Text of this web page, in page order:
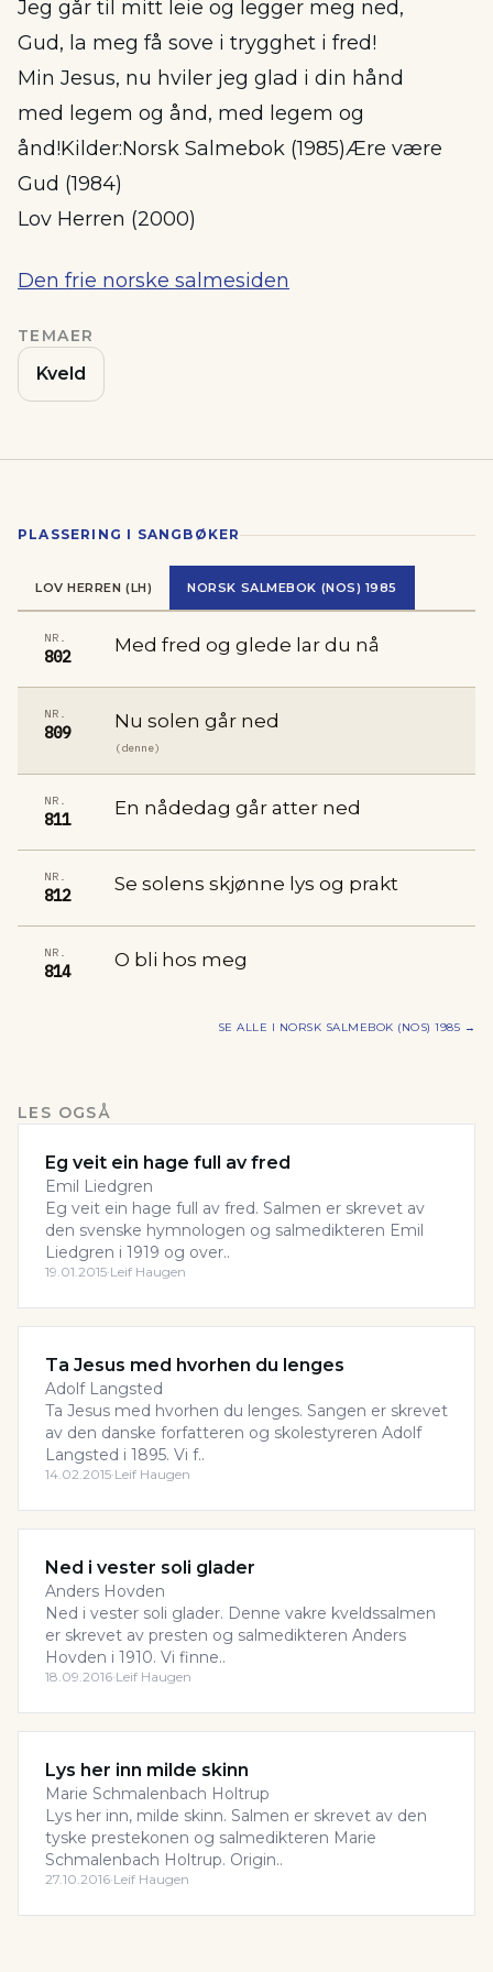
Jeg går til mitt leie og legger meg ned,
Gud, la meg få sove i trygghet i fred!
Min Jesus, nu hviler jeg glad i din hånd
med legem og ånd, med legem og
ånd!Kilder:Norsk Salmebok (1985)Ære være
Gud (1984)
Lov Herren (2000)
Den frie norske salmesiden
TEMAER
Kveld
PLASSERING I SANGBØKER
LOV HERREN (LH) NORSK SALMEBOK (NOS) 1985
NR.
802
Med fred og glede lar du nå
NR.
809
Nu solen går ned
(denne)
NR.
811
En nådedag går atter ned
NR.
812
Se solens skjønne lys og prakt
NR.
814
O bli hos meg
SE ALLE I NORSK SALMEBOK (NOS) 1985 →
LES OGSÅ
Eg veit ein hage full av fred
Emil Liedgren
Eg veit ein hage full av fred. Salmen er skrevet av
den svenske hymnologen og salmedikteren Emil
Liedgren i 1919 og over..
19.01.2015·Leif Haugen
Ta Jesus med hvorhen du lenges
Adolf Langsted
Ta Jesus med hvorhen du lenges. Sangen er skrevet
av den danske forfatteren og skolestyreren Adolf
Langsted i 1895. Vi f..
14.02.2015·Leif Haugen
Ned i vester soli glader
Anders Hovden
Ned i vester soli glader. Denne vakre kveldssalmen
er skrevet av presten og salmedikteren Anders
Hovden i 1910. Vi finne..
18.09.2016·Leif Haugen
Lys her inn milde skinn
Marie Schmalenbach Holtrup
Lys her inn, milde skinn. Salmen er skrevet av den
tyske prestekonen og salmedikteren Marie
Schmalenbach Holtrup. Origin..
27.10.2016·Leif Haugen